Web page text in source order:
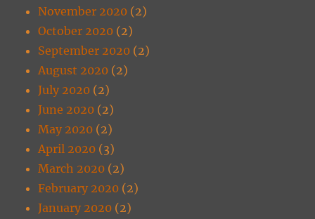
November 2020 (2)
October 2020 (2)
September 2020 (2)
August 2020 (2)
July 2020 (2)
June 2020 (2)
May 2020 (2)
April 2020 (3)
March 2020 (2)
February 2020 (2)
January 2020 (2)